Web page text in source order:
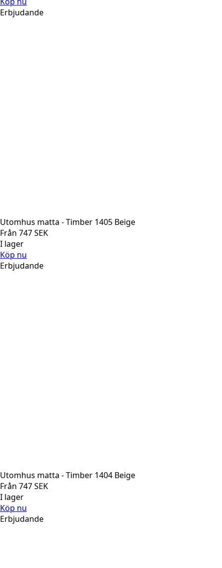
Erbjudande
Utomhus matta - Timber 1405 Beige
Från 747SEK
I lager
Köp nu
Erbjudande
Utomhus matta - Timber 1404 Beige
Från 747SEK
I lager
Köp nu
Erbjudande